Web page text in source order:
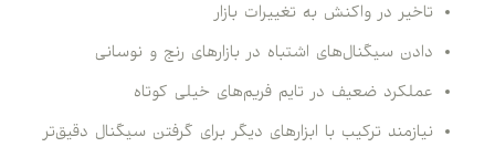
تاخیر در واکنش به تغییرات بازار
دادن سیگنال‌های اشتباه در بازارهای رنج و نوسانی
عملکرد ضعیف در تایم‌ فریم‌‌های خیلی کوتاه
نیازمند ترکیب با ابزارهای دیگر برای گرفتن سیگنال دقیق‌تر